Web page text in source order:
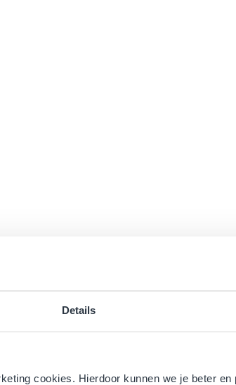
Details
cookies. Hierdoor kunnen we je beter